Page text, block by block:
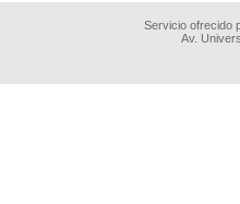
Servicio ofrecido
Av.